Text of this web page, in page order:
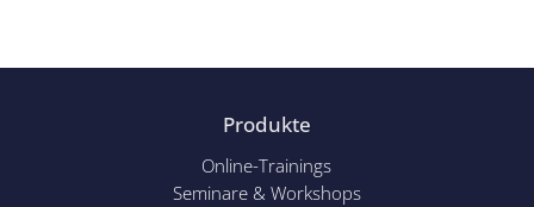
Produkte
Online-Trainings
Seminare & Workshops